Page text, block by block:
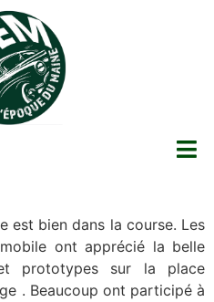
est bien dans la course. Les
ont apprécié la belle
prototypes sur la place
. Beaucoup ont participé à